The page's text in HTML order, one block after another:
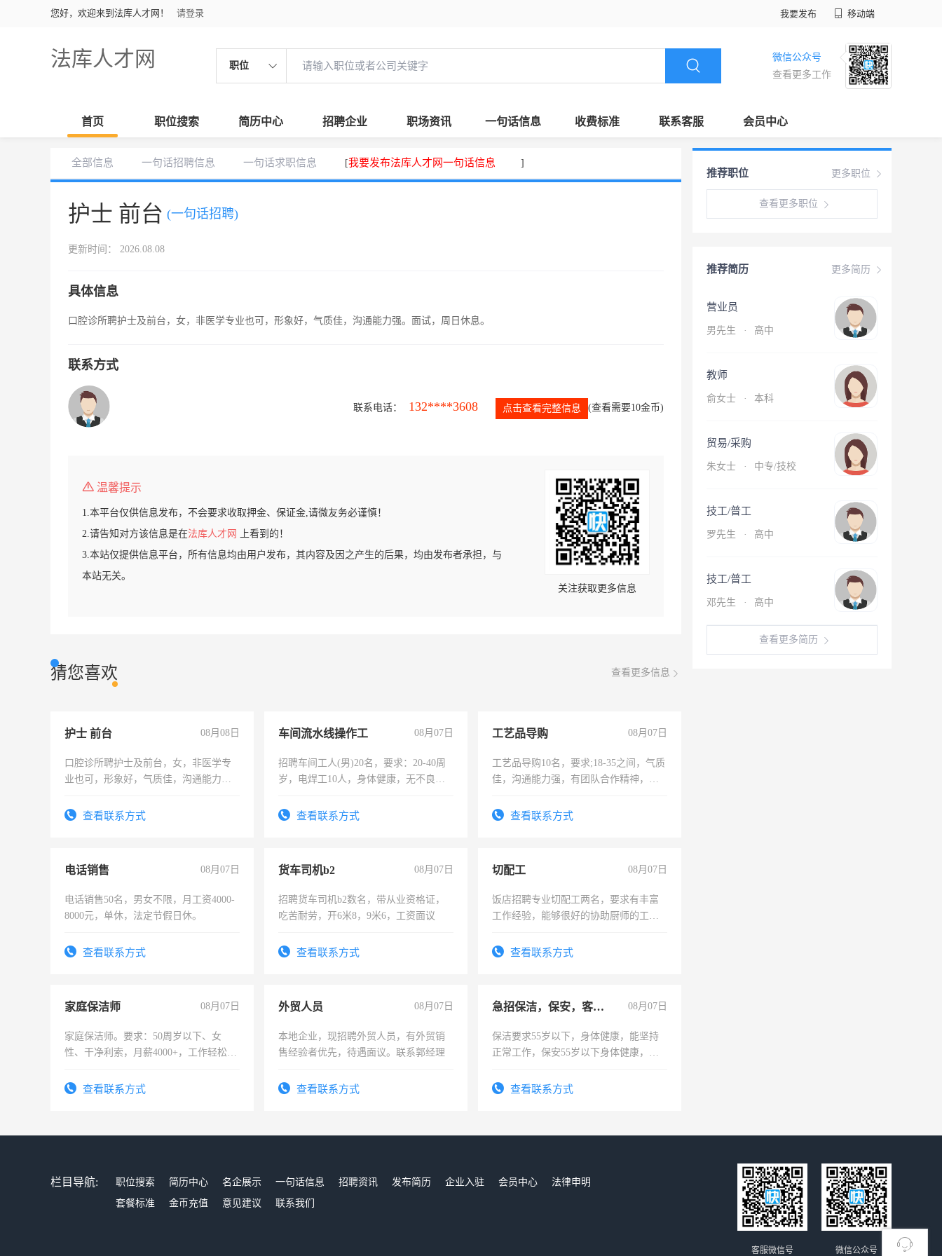
您好，欢迎来到法库人才网！ 请登录 我要发布 移动端
法库人才网 职位
微信公众号
查看更多工作
首页 职位搜索 简历中心 招聘企业 职场资讯 一句话信息 收费标准 联系客服 会员中心
全部信息 一句话招聘信息 一句话求职信息 [我要发布法库人才网一句话信息 ]
护士 前台 (一句话招聘)
更新时间： 2026.08.08
具体信息
口腔诊所聘护士及前台，女，非医学专业也可，形象好，气质佳，沟通能力强。面试，周日休息。
联系方式
联系电话： 132****3608 点击查看完整信息 (查看需要10金币)
温馨提示
1.本平台仅供信息发布，不会要求收取押金、保证金,请微友务必谨慎！
2.请告知对方该信息是在法库人才网
上看到的！
3.本站仅提供信息平台，所有信息均由用户发布，其内容及因之产生的后果，均由发布者承担，与
本站无关。
关注获取更多信息
猜您喜欢 查看更多信息
护士 前台 08月08日
口腔诊所聘护士及前台，女，非医学专
业也可，形象好，气质佳，沟通能力
查看联系方式
车间流水线操作工 08月07日
招聘车间工人(男)20名，要求：20-40周
岁，电焊工10人，身体健康，无不良嗜
宿，免费发放劳保用品，两班倒，每月
查看联系方式
工艺品导购 08月07日
工艺品导购10名，要求;18-35之间，气质
佳，沟通能力强，有团队合作精神，有
查看联系方式
电话销售 08月07日
电话销售50名，男女不限，月工资4000-
8000元，单休，法定节假日休。
查看联系方式
货车司机b2 08月07日
招聘货车司机b2数名，带从业资格证，
吃苦耐劳，开6米8，9米6，工资面议
查看联系方式
切配工 08月07日
饭店招聘专业切配工两名，要求有丰富
工作经验，能够很好的协助厨师的工
4500。查看联系方式
家庭保洁师 08月07日
家庭保洁师。要求：50周岁以下、女
性、干净利索，月薪4000+，工作轻松，
太太等。查看联系方式
外贸人员 08月07日
本地企业，现招聘外贸人员，有外贸销
售经验者优先，待遇面议。联系郭经理
查看联系方式
急招保洁，保安，客服，工程 08月07日
保洁要求55岁以下，身体健康，能坚持
正常工作，保安55岁以下身体健康，有
录，客服要求45岁以下高中以上文化，
查看联系方式
更多职位
推荐职位
查看更多职位
更多简历
推荐简历
营业员
男先生 · 高中
教师
俞女士 · 本科
贸易/采购
朱女士 · 中专/技校
技工/普工
罗先生 · 高中
技工/普工
邓先生 · 高中
查看更多简历
栏目导航: 职位搜索 简历中心 名企展示 一句话信息 招聘资讯 发布简历 企业入驻 会员中心
法律申明
套餐标准
金币充值 意见建议 联系我们
微信公众号
客服微信号